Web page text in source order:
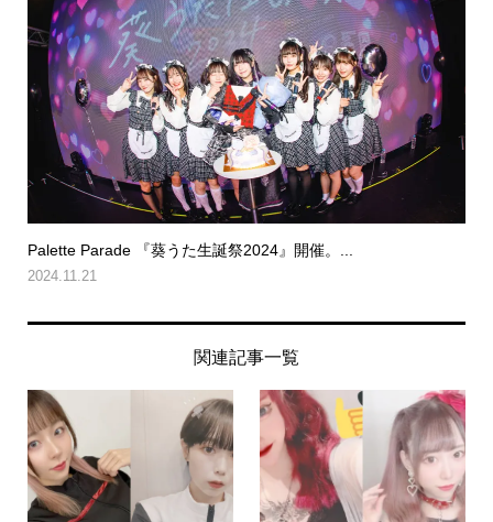
Palette Parade 『葵うた生誕祭2024』開催。...
2024.11.21
関連記事一覧